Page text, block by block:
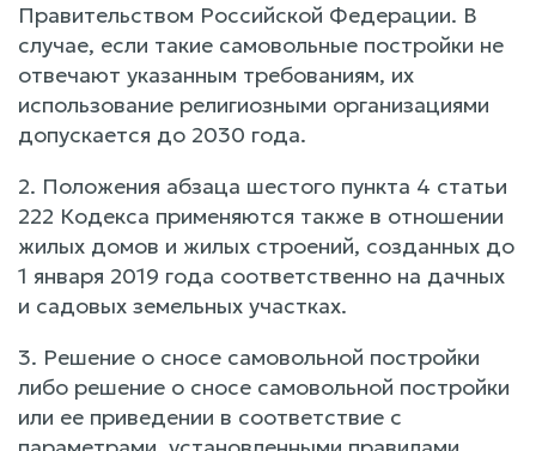
Правительством Российской Федерации. В
случае, если такие самовольные постройки не
отвечают указанным требованиям, их
использование религиозными организациями
допускается до 2030 года.
2. Положения абзаца шестого пункта 4 статьи
222 Кодекса применяются также в отношении
жилых домов и жилых строений, созданных до
1 января 2019 года соответственно на дачных
и садовых земельных участках.
3. Решение о сносе самовольной постройки
либо решение о сносе самовольной постройки
или ее приведении в соответствие с